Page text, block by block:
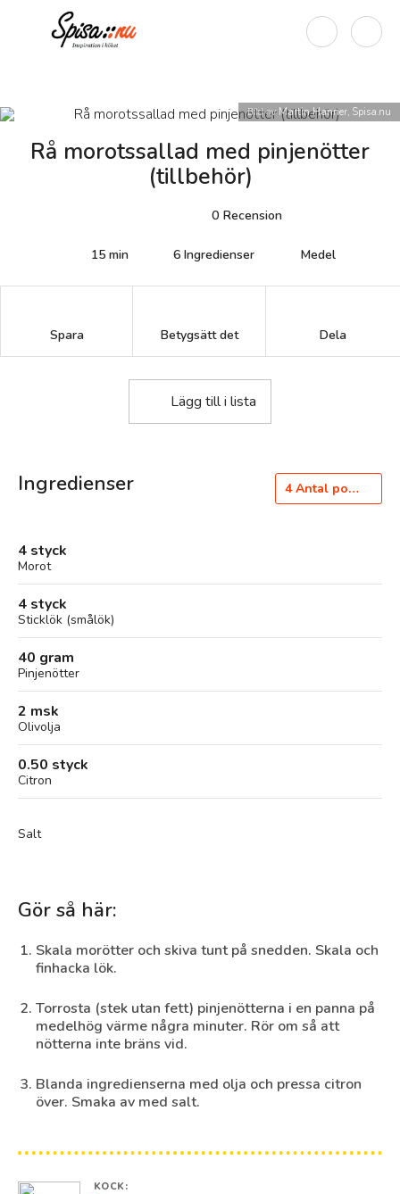
Bild av Martin Hanner, Spisa.nu
Rå morotssallad med pinjenötter
(tillbehör)
0 Recension
15 min 6 Ingredienser Medel
Spara Betygsätt det Dela
Lägg till i lista
Ingredienser 4 Antal portioner
4 styck
Morot
4 styck
Sticklök (smålök)
40 gram
Pinjenötter
2 msk
Olivolja
0.50 styck
Citron
Salt
Gör så här:
Skala morötter och skiva tunt på snedden. Skala och
finhacka lök.
Torrosta (stek utan fett) pinjenötterna i en panna på
medelhög värme några minuter. Rör om så att
nötterna inte bräns vid.
Blanda ingredienserna med olja och pressa citron
över. Smaka av med salt.
KOCK: